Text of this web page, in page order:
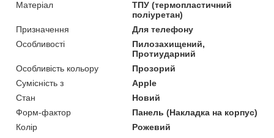
Матеріал
ТПУ (термопластичний
поліуретан)
Призначення
Для телефону
Особливості
Пилозахищений,
Протиударний
Особливість кольору
Прозорий
Сумісність з
Apple
Стан
Новий
Форм-фактор
Панель (Накладка на корпус)
Колір
Рожевий